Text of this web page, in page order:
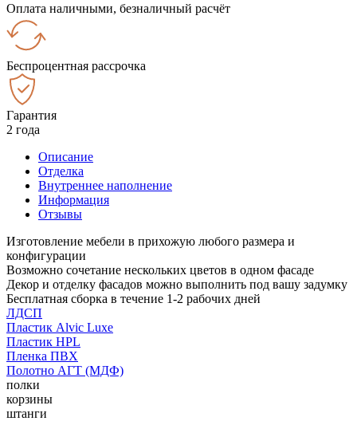
Оплата наличными, безналичный расчёт
Беспроцентная рассрочка
Гарантия
2 года
Описание
Отделка
Внутреннее наполнение
Информация
Отзывы
Изготовление мебели в прихожую любого размера и
конфигурации
Возможно сочетание нескольких цветов в одном фасаде
Декор и отделку фасадов можно выполнить под вашу задумку
Бесплатная сборка в течение 1-2 рабочих дней
ЛДСП
Пластик Alvic Luxe
Пластик HPL
Пленка ПВХ
Полотно АГТ (МДФ)
полки
корзины
штанги